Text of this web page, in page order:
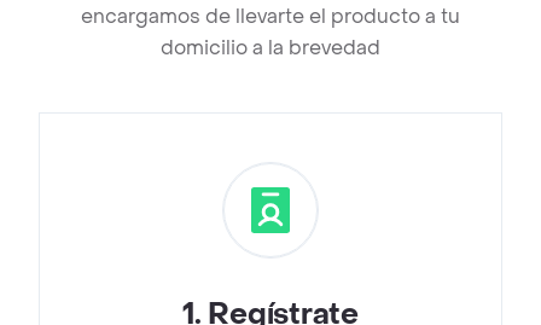
encargamos de llevarte el producto a tu
domicilio a la brevedad
1. Regístrate